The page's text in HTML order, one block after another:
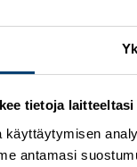
tietoja laitteeltasi
käyttäytymisen
antamasi
Trondheimissa